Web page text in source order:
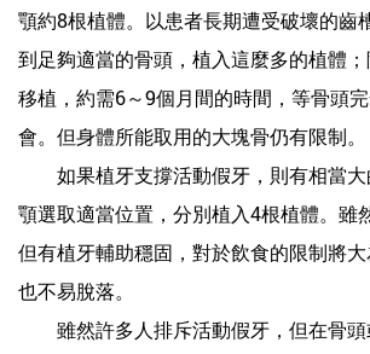
顎約8根植體。以患者長期遭受破壞的齒
到足夠適當的骨頭，植入這麼多的植體
移植，約需6～9個月間的時間，等骨頭
會。但身體所能取用的大塊骨仍有限制。
如果植牙支撐活動假牙，則有相當大
顎選取適當位置，分別植入4根植體。雖
但有植牙輔助穩固，對於飲食的限制將
也不易脫落。
雖然許多人排斥活動假牙，但在骨頭